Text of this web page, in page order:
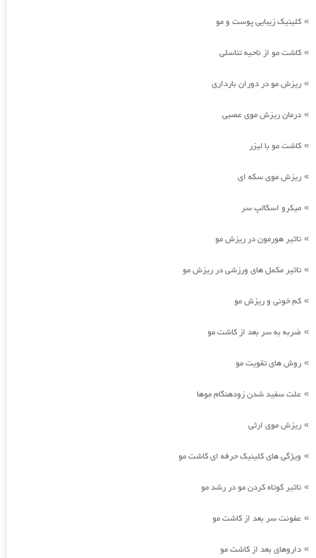
» کلینیک زیبایی پوست و مو
» کاشت مو از ناحیه تناسلی
» ریزش مو در دوران بارداری
» درمان ریزش موی عصبی
» کاشت مو با لیزر
» ریزش موی سکه ای
» میکرو اسکالپ سر
» تاثیر هورمون در ریزش مو
» تاثیر مکمل های ورزشی در ریزش مو
» کم خونی و ریزش مو
» ضربه به سر بعد از کاشت مو
» روش های تقویت مو
» علت سفید شدن زودهنگام موها
» ریزش موی ارثی
» ویژگی های کلینیک حرفه ای کاشت مو
» تاثیر کوتاه کردن مو در رشد مو
» عفونت سر بعد از کاشت مو
» داروهای بعد از کاشت مو